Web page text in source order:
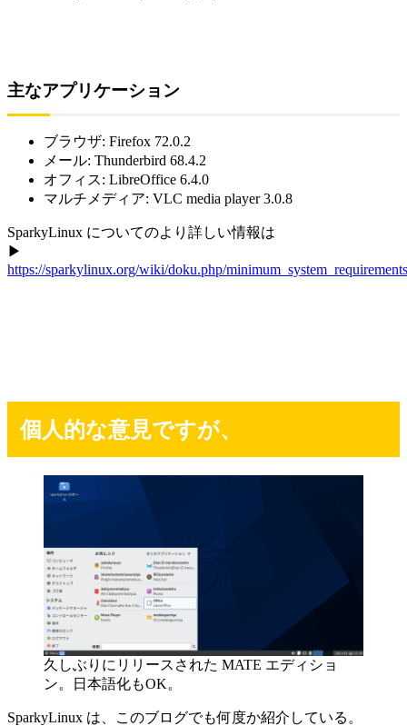
主なアプリケーション
ブラウザ: Firefox 72.0.2
メール: Thunderbird 68.4.2
オフィス: LibreOffice 6.4.0
マルチメディア: VLC media player 3.0.8
SparkyLinux についてのより詳しい情報は
▶
https://sparkylinux.org/wiki/doku.php/minimum_system_requirements
個人的な意見ですが、
久しぶりにリリースされた MATE エディショ
ン。日本語化もOK。
SparkyLinux は、このブログでも何度か紹介している。